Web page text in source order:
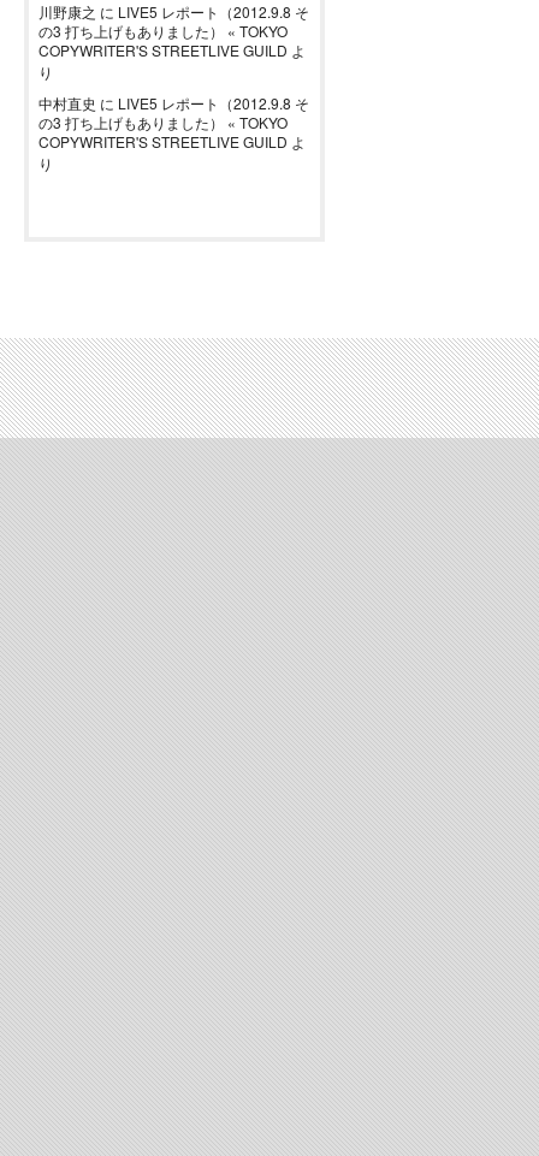
川野康之 に LIVE5 レポート（2012.9.8 そ
の3 打ち上げもありました） « TOKYO
COPYWRITER'S STREETLIVE GUILD よ
り
中村直史 に LIVE5 レポート（2012.9.8 そ
の3 打ち上げもありました） « TOKYO
COPYWRITER'S STREETLIVE GUILD よ
り